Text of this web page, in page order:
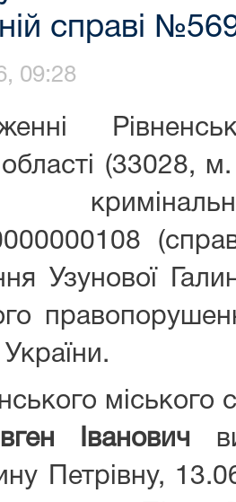
справі
09:28
області (33028,
Узунової
міського
Іванович
Петрівну,